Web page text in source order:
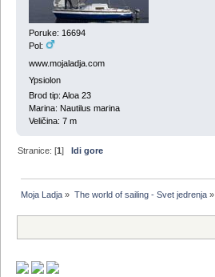
Poruke: 16694
Pol:
www.mojaladja.com
Ypsiolon
Brod tip: Aloa 23
Marina: Nautilus marina
Veličina: 7 m
Stranice: [1]Idi gore
Moja Ladja » The world of sailing - Svet jedrenja»